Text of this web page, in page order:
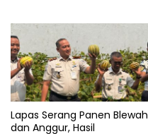
Lapas Serang Panen Blewah
dan Anggur, Hasil